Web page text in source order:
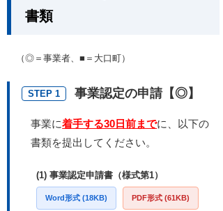
書類
（◎＝事業者、■＝大口町）
STEP 1 事業認定の申請【◎】
事業に着手する30日前までに、以下の
書類を提出してください。
(1) 事業認定申請書（様式第1）
Word形式 (18KB) PDF形式 (61KB)